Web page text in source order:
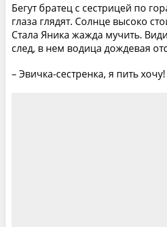
Бегут братец с сестрицей по
глаза глядят. Солнце высоко
Стала Яника жажда мучить.
след, в нем водица дождевая
– Эвичка-сестренка, я пить хочу!